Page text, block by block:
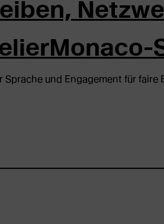
Sprache und Engagement für